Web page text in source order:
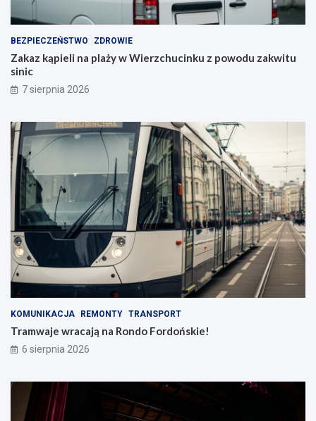
BEZPIECZEŃSTWO ZDROWIE
Zakaz kąpieli na plaży w Wierzchucinku z powodu zakwitu
sinic
7 sierpnia 2026
KOMUNIKACJA REMONTY TRANSPORT
Tramwaje wracają na Rondo Fordońskie!
6 sierpnia 2026